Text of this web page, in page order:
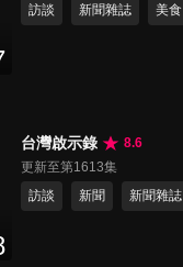
訪談
新聞雜誌 美食
台灣啟示錄
8.6
更新至第1613集
訪談
新聞 新聞雜誌